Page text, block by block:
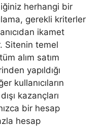
herhangi bir
gerekli kriterler
ikamet
Sitenin temel
alım satım
yapıldığı
kullanıcıların
kazançları
bir hesap
hesap